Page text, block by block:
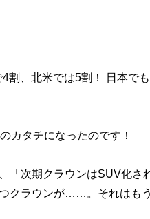
、北米では5割！ 日本で
カタチになったのです！
次期クラウンはSUV化さ
クラウンが……。それはも